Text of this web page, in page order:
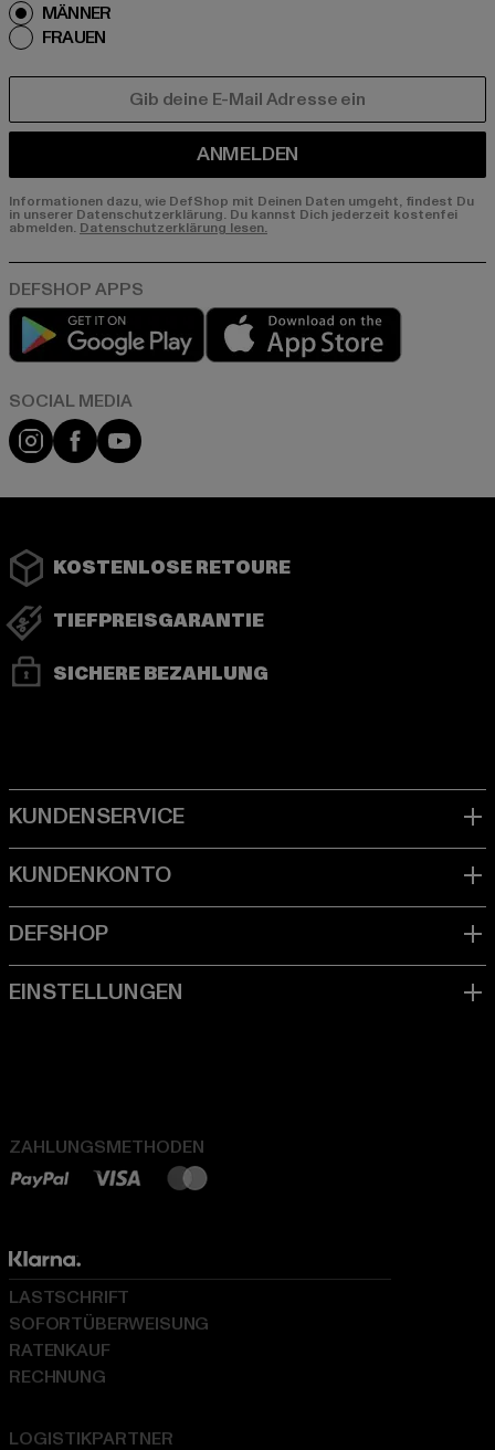
MÄNNER
FRAUEN
ANMELDEN
Informationen dazu, wie DefShop mit Deinen Daten umgeht, findest Du
in unserer Datenschutzerklärung. Du kannst Dich jederzeit kostenfei
abmelden. Datenschutzerklärung lesen.
Play market
Instagram
FacebookYouTube
KOSTENLOSE RETOURE
TIEFPREISGARANTIE
SICHERE BEZAHLUNG
ZAHLUNGSMETHODEN
LOGISTIKPARTNER
LASTSCHRIFT
SOFORTÜBERWEISUNG
RATENKAUF
RECHNUNG